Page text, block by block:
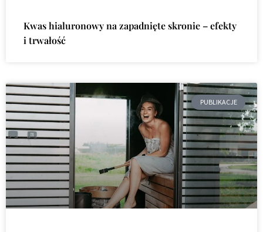
Kwas hialuronowy na zapadnięte skronie – efekty
i trwałość
PUBLIKACJE